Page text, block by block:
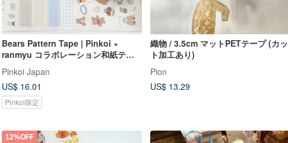
Bears Pattern Tape | Pinkoi ×
ranmyu コラボレーション和紙テー
Pinkoi Japan
US$ 16.01
Pinkoi限定
織物 / 3.5cm マットPETテープ (カッ
ト加工あり)
Pion
US$ 13.29
12%OFF